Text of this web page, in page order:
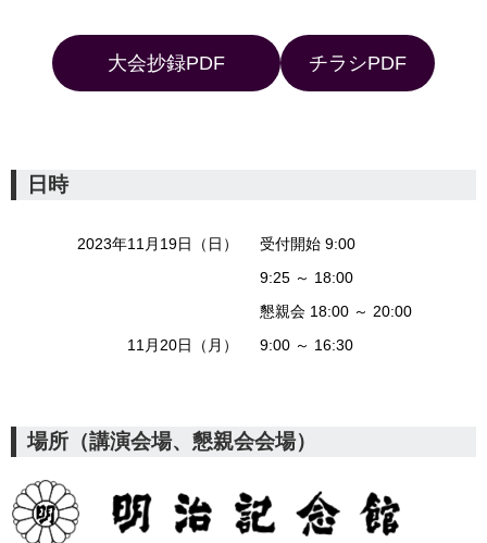
大会抄録PDF チラシPDF
日時
2023年11月19日（日）
受付開始 9:00
9:25 ～ 18:00
懇親会 18:00 ～ 20:00
11月20日（月）
9:00 ～ 16:30
場所（講演会場、懇親会会場）